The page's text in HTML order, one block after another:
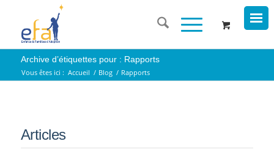
Archive d’étiquettes pour : Rapports
Vous êtes ici : Accueil / Blog / Rapports
Articles